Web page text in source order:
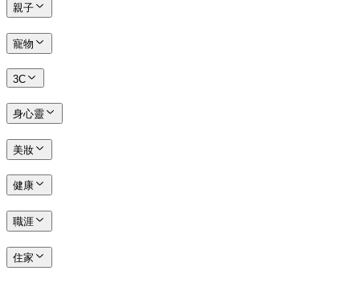
親子
寵物
3C
身心靈
美妝
健康
職涯
住家